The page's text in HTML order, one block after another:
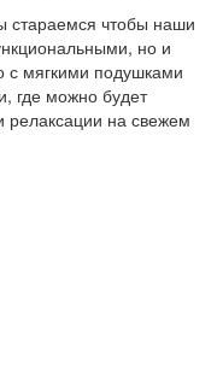
стараемся чтобы наши
но и
с мягкими подушками
где можно будет
релаксации на свежем